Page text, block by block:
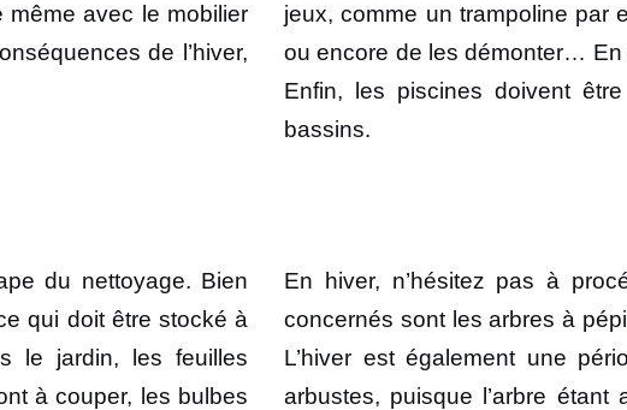
avec le mobilier
de l’hiver,
jeux, comme un trampoline par
ou encore de les démonter… En
Enfin, les piscines doivent
bassins.
du nettoyage. Bien
qui doit être stocké à
le jardin, les feuilles
à couper, les bulbes
En hiver, n’hésitez pas à
concernés sont les arbres à
L’hiver est également une
arbustes, puisque l’arbre